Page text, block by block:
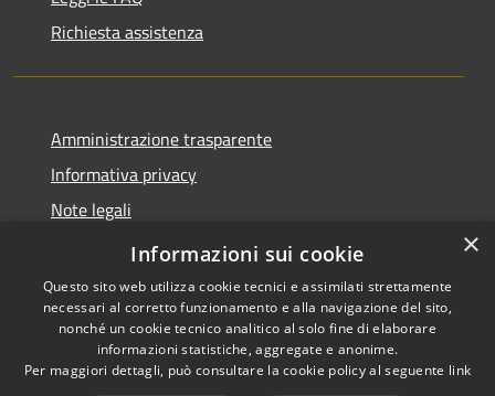
Richiesta assistenza
Amministrazione trasparente
Informativa privacy
Note legali
Dichiarazione di accessibilità
Accessibilità
Copyright © 2026 • Comune di
Torrevecchia Pia • Powered by
×
Informazioni sui cookie
Questo sito web utilizza cookie tecnici e assimilati strettamente
necessari al corretto funzionamento e alla navigazione del sito,
nonché un cookie tecnico analitico al solo fine di elaborare
informazioni statistiche, aggregate e anonime.
Per maggiori dettagli, può consultare la cookie policy al seguente link